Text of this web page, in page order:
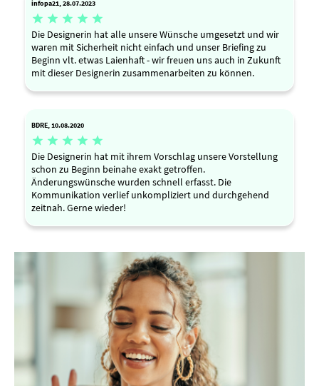
infopa21, 28.07.2023
    
Die Designerin hat alle unsere Wünsche umgesetzt und wir
waren mit Sicherheit nicht einfach und unser Briefing zu
Beginn vlt. etwas Laienhaft - wir freuen uns auch in Zukunft
mit dieser Designerin zusammenarbeiten zu können.
BDRE, 10.08.2020
    
Die Designerin hat mit ihrem Vorschlag unsere Vorstellung
schon zu Beginn beinahe exakt getroffen.
Änderungswünsche wurden schnell erfasst. Die
Kommunikation verlief unkompliziert und durchgehend
zeitnah. Gerne wieder!